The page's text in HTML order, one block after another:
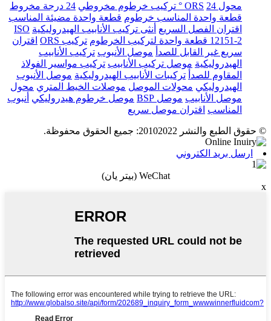
محول ORS 24 ° تركيب خرطوم مخروطي
24 درجة مخروط
قطعة واحدة المناسب خرطوم قطعة واحدة مضيئة المناسب
اقتران الفصل السريع أنثى تركيب الأنابيب الهيدروليكية ISO
12151-2 قطعة واحدة لتركيب الخرطوم
تركيب ORS
اقتران
سريع غير القابل للصدأ موصل الأنبوب تركيب الأنابيب
الهيدروليكية موصل تركيب الأنابيب تركيب مواسير الفولاذ
المقاوم للصدأ تركيبات الأنابيب الهيدروليكية موصل الأنبوب
الهيدروليكي محولات الموصل موصلات الخيط المتري محول
موصل الأنابيب موصل BSP موصل خرطوم هيدروليكي أنبوب
المناسب اقتران موصل سريع
© حقوق الطبع والنشر 20102022: جميع الحقوق محفوظة.
ارسل بريد الكتروني
WeChat (بيتر يان)
x